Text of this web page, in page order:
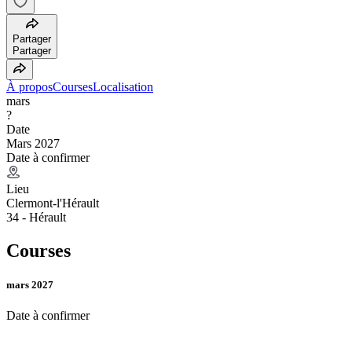
Partager
Partager
À proposCoursesLocalisation
mars
?
Date
Mars 2027
Date à confirmer
Lieu
Clermont-l'Hérault
34 - Hérault
Courses
mars 2027
Date à confirmer